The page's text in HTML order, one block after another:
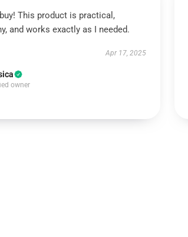
This product is practical,
and works exactly as I needed.
Apr 17, 2025
owner